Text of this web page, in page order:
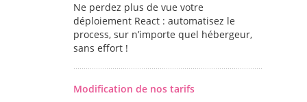
Ne perdez plus de vue votre
déploiement React : automatisez le
process, sur n’importe quel hébergeur,
sans effort !
Modification de nos tarifs